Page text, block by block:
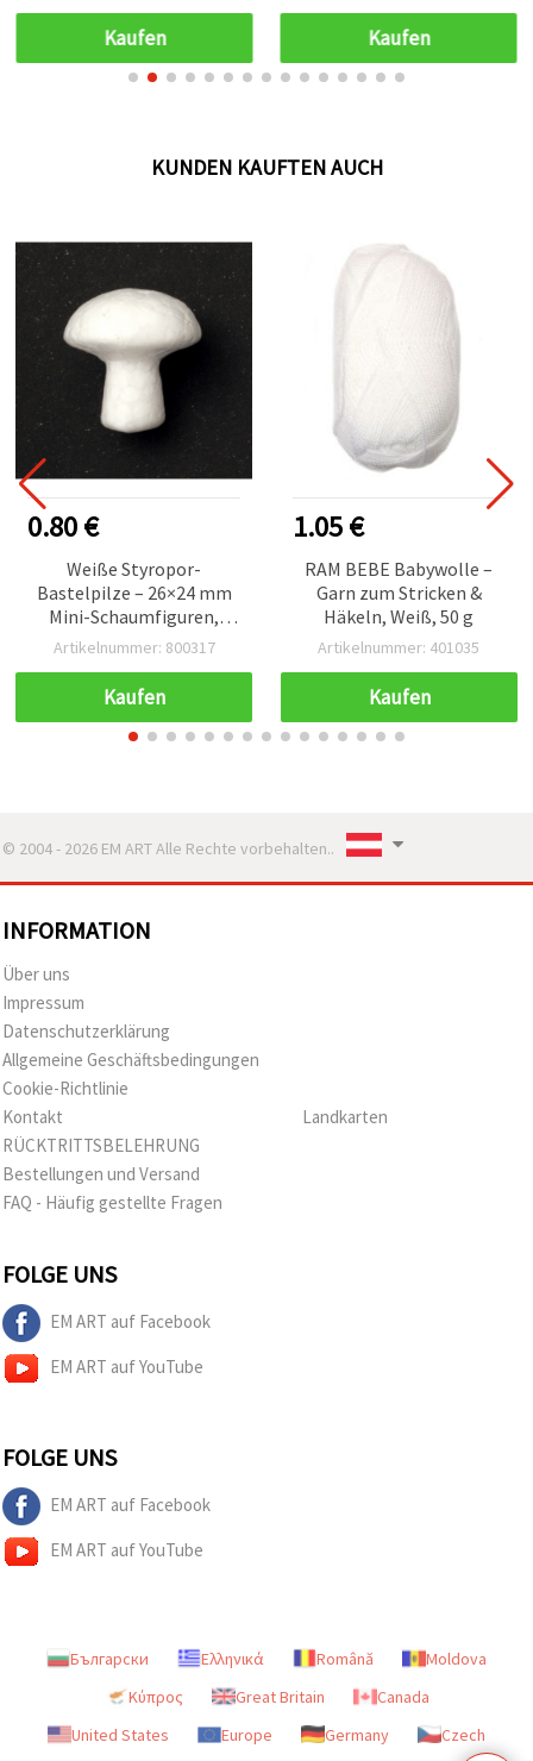
Kaufen Kaufen
KUNDEN KAUFTEN AUCH
0.80 €
Weiße Styropor-
Bastelpilze – 26×24 mm
Mini-Schaumfiguren,
10er-Pack, leichte
DIY-Deko, Floristik &
Schulprojekte
Artikelnummer: 800317
Kaufen
1.05 €
RAM BEBE Babywolle –
Garn zum Stricken &
Häkeln, Weiß, 50 g
Artikelnummer: 401035
Kaufen
© 2004 - 2026 EM ART Alle Rechte vorbehalten..
INFORMATION
Über uns
Impressum
Datenschutzerklärung
Allgemeine Geschäftsbedingungen
Cookie-Richtlinie
Kontakt
RÜCKTRITTSBELEHRUNG
Bestellungen und Versand
FAQ - Häufig gestellte Fragen
Landkarten
FOLGE UNS
EM ART auf Facebook
EM ART auf YouTube
FOLGE UNS
EM ART auf Facebook
EM ART auf YouTube
Български Ελληνικά Română
Moldova
Κύπρος
Great Britain
Canada
United States
Europe Germany Czech